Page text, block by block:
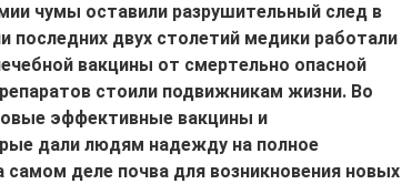
чумы оставили разрушительный след в
последних двух столетий медики работали
вакцины от смертельно опасной
стоили подвижникам жизни. Во
эффективные вакцины и
дали людям надежду на полное
самом деле почва для возникновения новых